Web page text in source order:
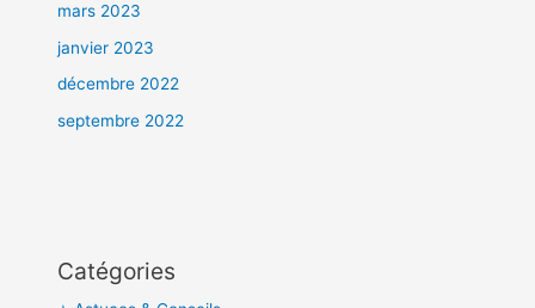
mars 2023
janvier 2023
décembre 2022
septembre 2022
Catégories